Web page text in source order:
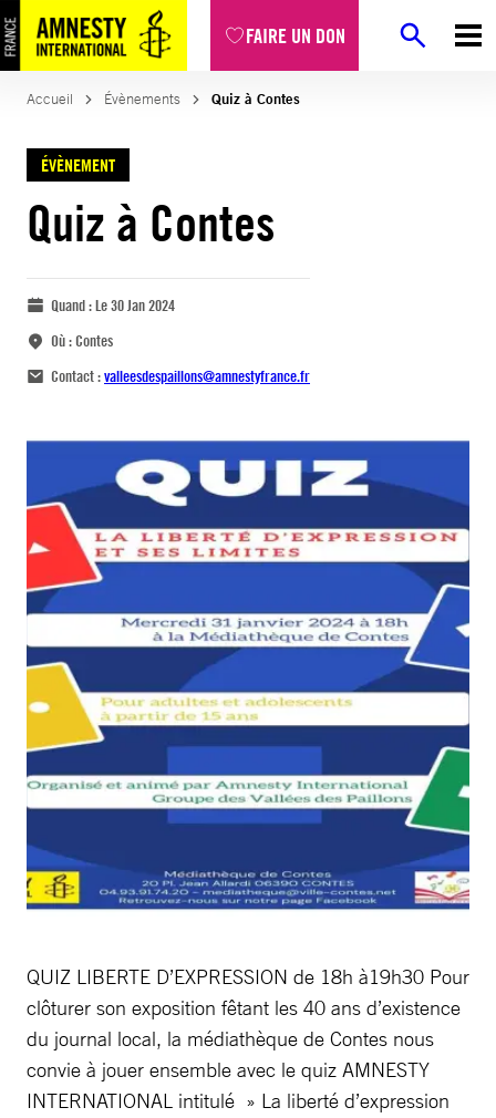
FAIRE UN DON
Accueil Évènements Quiz à Contes
ÉVÈNEMENT
Quiz à Contes
Quand :Le 30 Jan 2024
Où :Contes
Contact :valleesdespaillons@amnestyfrance.fr
QUIZ LIBERTE D’EXPRESSION de 18h à19h30 Pour
clôturer son exposition fêtant les 40 ans d’existence
du journal local, la médiathèque de Contes nous
convie à jouer ensemble avec le quiz AMNESTY
INTERNATIONAL intitulé » La liberté d’expression